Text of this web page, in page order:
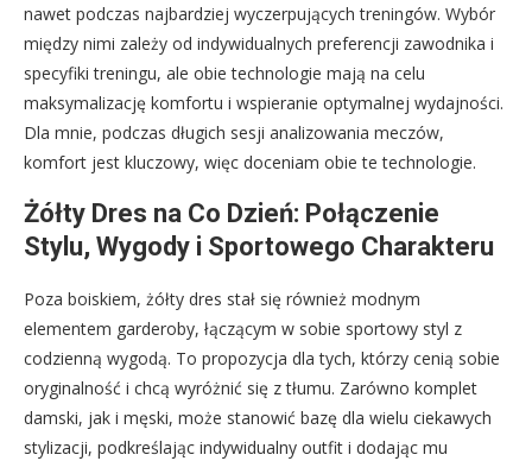
nawet podczas najbardziej wyczerpujących treningów. Wybór
między nimi zależy od indywidualnych preferencji zawodnika i
specyfiki treningu, ale obie technologie mają na celu
maksymalizację komfortu i wspieranie optymalnej wydajności.
Dla mnie, podczas długich sesji analizowania meczów,
komfort jest kluczowy, więc doceniam obie te technologie.
Żółty Dres na Co Dzień: Połączenie
Stylu, Wygody i Sportowego Charakteru
Poza boiskiem, żółty dres stał się również modnym
elementem garderoby, łączącym w sobie sportowy styl z
codzienną wygodą. To propozycja dla tych, którzy cenią sobie
oryginalność i chcą wyróżnić się z tłumu. Zarówno komplet
damski, jak i męski, może stanowić bazę dla wielu ciekawych
stylizacji, podkreślając indywidualny outfit i dodając mu